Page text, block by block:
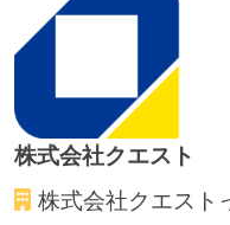
待遇・福利厚生
ストックオプショ
職業安定法に対応
受動喫煙防止措置：
受動喫煙防止措置：
株式会社クエスト
株式会社クエスト